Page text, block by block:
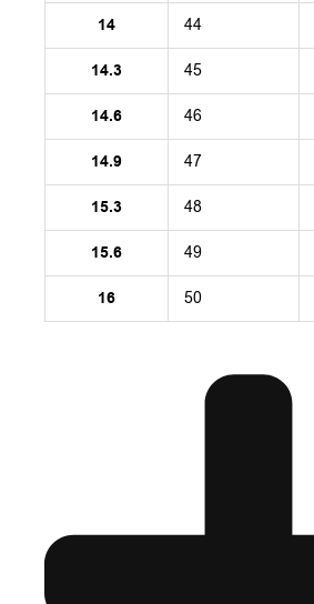
14 44
14.3 45
14.6 46
14.9 47
15.3 48
15.6 49
16 50